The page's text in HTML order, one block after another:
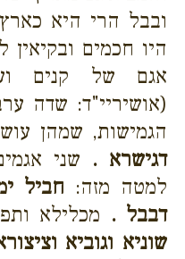
ובבל הרי היא
היו חכמים ובקיאין
אגם של קנים
(אושיריי"ד: שדה
הגמישות, שמהן
דגישרא . שני
למטה מזה: חביל
דבבל . מכלילא
שוניא וגוביא